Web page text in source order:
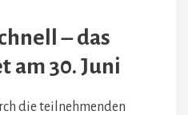
– das
am 30. Juni
die teilnehmenden